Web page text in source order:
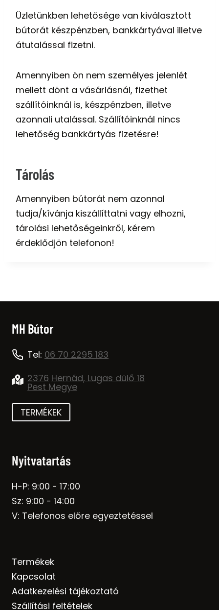
Üzletünkben lehetősége van kiválasztott
bútorát készpénzben, bankkártyával illetve
átutalással fizetni.
Amennyiben ön nem személyes jelenlét
mellett dönt a vásárlásnál, fizethet
szállítóinknál is, készpénzben, illetve
azonnali utalással. Szállítóinknál nincs
lehetőség bankkártyás fizetésre!
Tárolás
Amennyiben bútorát nem azonnal
tudja/kívánja kiszállíttatni vagy elhozni,
tárolási lehetőségeinkről, kérem
érdeklődjön telefonon!
MH Bútor
Tel: 06 70 2295 183
2376 Hernád, Lugas dülő 18
Pest Megye
TERMÉKEK
Nyitvatartás
H-P: 9:00 - 17:00
Sz: 9:00 - 14:00
V: Telefonos előre egyeztetéssel
Termékek
Kapcsolat
Adatkezelési tájékoztató
Szállítási feltételek